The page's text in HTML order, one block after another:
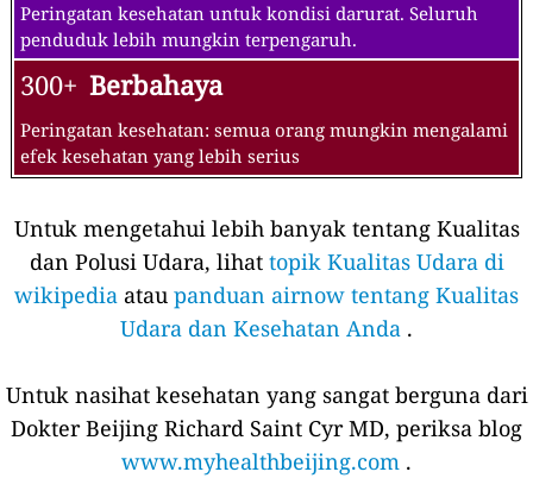
Peringatan kesehatan untuk kondisi darurat. Seluruh
penduduk lebih mungkin terpengaruh.
300+ Berbahaya
Peringatan kesehatan: semua orang mungkin mengalami
efek kesehatan yang lebih serius
Untuk mengetahui lebih banyak tentang Kualitas
dan Polusi Udara, lihat topik Kualitas Udara di
wikipedia atau panduan airnow tentang Kualitas
Udara dan Kesehatan Anda .
Untuk nasihat kesehatan yang sangat berguna dari
Dokter Beijing Richard Saint Cyr MD, periksa blog
www.myhealthbeijing.com .